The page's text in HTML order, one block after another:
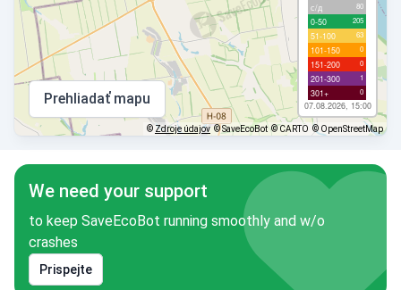
с/д 80
0-50 205
51-100 63
101-150 0
151-200 0
201-300 1
301+ 0
07.08.2026, 15:00
Prehliadať mapu
© Zdroje údajov © SaveEcoBot © CARTO © OpenStreetMap
We need your support
to keep SaveEcoBot running smoothly and w/o
crashes
Prispejte